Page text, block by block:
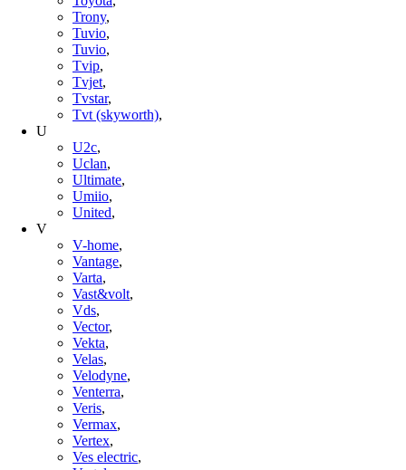
Trony,
Tuvio,
Tuvio,
Tvip,
Tvjet,
Tvstar,
Tvt (skyworth),
U
U2c,
Uclan,
Ultimate,
Umiio,
United,
V
V-home,
Vantage,
Varta,
Vast&volt,
Vds,
Vector,
Vekta,
Velas,
Velodyne,
Venterra,
Veris,
Vermax,
Vertex,
Ves electric,